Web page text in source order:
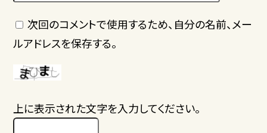
次回のコメントで使用するため、自分の名前、メー
ルアドレスを保存する。
上に表示された文字を入力してください。